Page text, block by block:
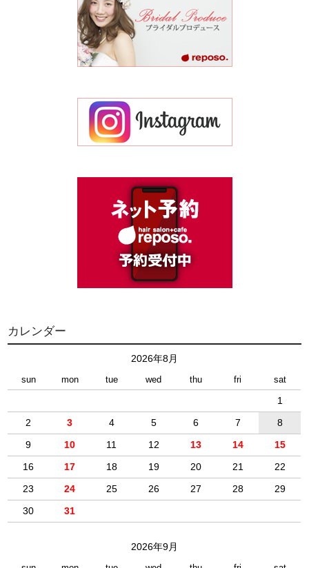
カレンダー
2026年8月
sun mon tue wed thu fri sat
1
2
3 4 5 6 7
8
9
10 11 12 13 14
15
16
17 18 19 20 21
22
23
24 25 26 27 28
29
30
31
2026年9月